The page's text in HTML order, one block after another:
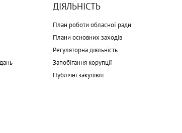
ДІЯЛЬНІСТЬ
План роботи обласної ради
Плани основних заходів
Регуляторна діяльність
Запобігання корупції
Публічні закупівлі